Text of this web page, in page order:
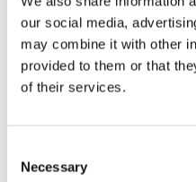
our social media,
may combine it with other
provided to them or that
of their services.
Selection
Necessary
Fragebogen ausgefüllt
die vollständige Analyse.
Ihre Antworten sind
Wir empfehlen Ihnen, die
einsehen können.